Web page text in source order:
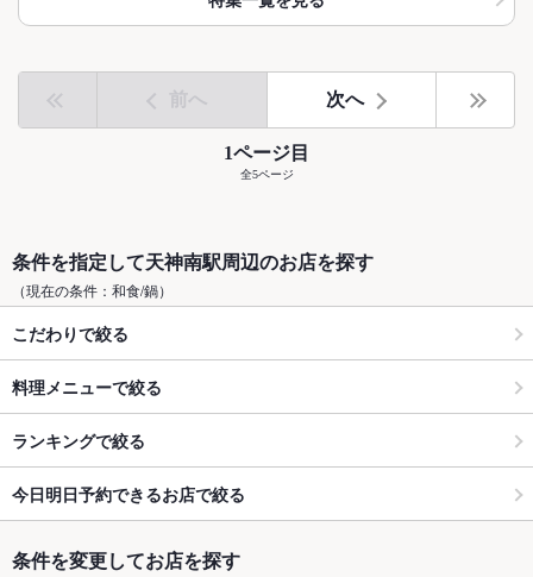
前へ 次へ
1ページ目
全5ページ
条件を指定して天神南駅周辺のお店を探す
（現在の条件：和食/鍋）
こだわりで絞る
料理メニューで絞る
ランキングで絞る
今日明日予約できるお店で絞る
条件を変更してお店を探す